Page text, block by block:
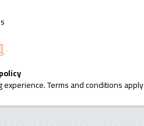
Terms and conditions apply